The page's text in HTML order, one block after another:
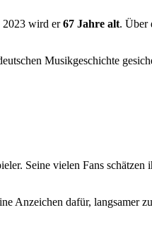
2023 wird er67 Jahre alt. Über
Musikgeschichte
Seine vielen Fans
Anzeichen dafür, langsamer